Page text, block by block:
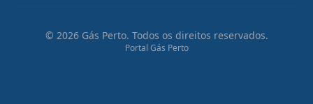
© 2026 Gás Perto. Todos os direitos reservados.
Portal Gás Perto